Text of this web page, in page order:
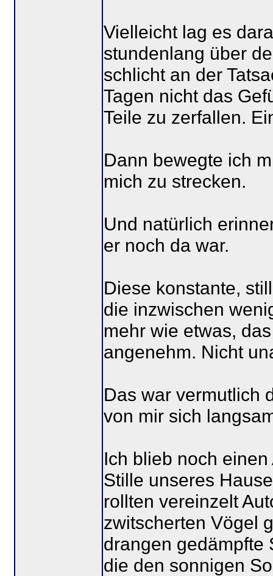
Vielleicht lag es
stundenlang über
schlicht an der
Tagen nicht das
Teile zu zerfallen.
Dann bewegte ich
mich zu strecken.
Und natürlich
er noch da war.
Diese konstante,
die inzwischen
mehr wie etwas,
angenehm. Nicht
Das war vermutlich
von mir sich
Ich blieb noch
Stille unseres
rollten vereinzelt
zwitscherten Vögel
drangen gedämpfte
die den sonnigen